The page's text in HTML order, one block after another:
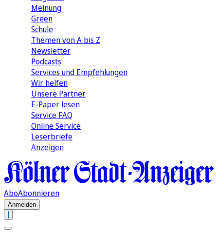
Meinung
Green
Schule
Themen von A bis Z
Newsletter
Podcasts
Services und Empfehlungen
Wir helfen
Unsere Partner
E-Paper lesen
Service FAQ
Online Service
Leserbriefe
Anzeigen
AboAbonnieren
Anmelden